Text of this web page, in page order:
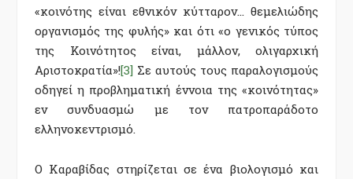
«κοινότης είναι εθνικόν κύτταρον… θεμελιώδης
οργανισμός της φυλής» και ότι «ο γενικός τύπος
της Κοινότητος είναι, μάλλον, ολιγαρχική
Αριστοκρατία»![3] Σε αυτούς τους παραλογισμούς
οδηγεί η προβληματική έννοια της «κοινότητας»
εν συνδυασμώ με τον πατροπαράδοτο
ελληνοκεντρισμό.
Ο Καραβίδας στηρίζεται σε ένα βιολογισμό και